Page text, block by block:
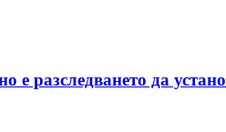
разследването да